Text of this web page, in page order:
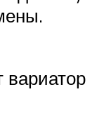
вариатор